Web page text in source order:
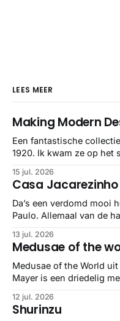
LEES MEER
Making Modern
Een fantastische
1920. Ik kwam ze op het
gebundeld in een: boek
stuk netter getrokken,
minstens
15 jul. 2026
Casa Jacarezinho
Da’s een verdomd mooi
Paulo. Allemaal van de
13 jul. 2026
Medusae of the
Medusae of the World
Mayer is een driedelig
gedetailleerd overzicht
taxonomie. Het boek staat bekend om de combinatie van
12 jul. 2026
Shurinzu